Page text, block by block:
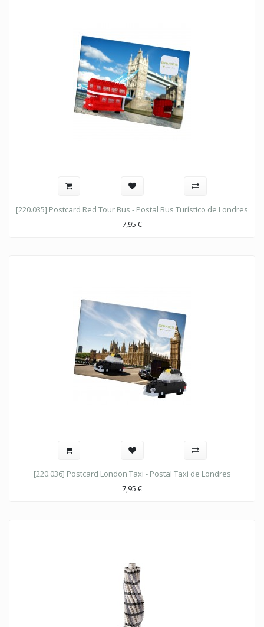
[220.035] Postcard Red Tour Bus - Postal Bus Turístico de Londres
7,95 €
[220.036] Postcard London Taxi - Postal Taxi de Londres
7,95 €